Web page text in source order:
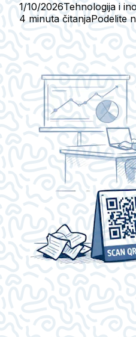
1/10/2026Tehnologija i
4 minuta čitanjaPodelite